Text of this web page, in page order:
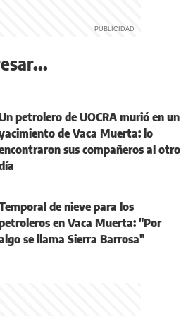
petrolero de UOCRA murió en un
de Vaca Muerta: lo
sus compañeros al otro
de nieve para los
en Vaca Muerta: "Por
se llama Sierra Barrosa"